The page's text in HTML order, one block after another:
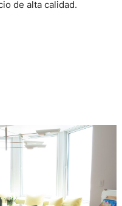
de alta calidad.